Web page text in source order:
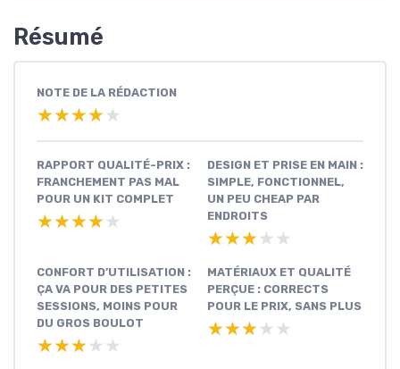
Résumé
NOTE DE LA RÉDACTION
★★★★★
★★★★★
RAPPORT QUALITÉ-PRIX :
FRANCHEMENT PAS MAL
POUR UN KIT COMPLET
★★★★★
★★★★★
DESIGN ET PRISE EN MAIN :
SIMPLE, FONCTIONNEL,
UN PEU CHEAP PAR
ENDROITS
★★★★★
★★★★★
CONFORT D’UTILISATION :
ÇA VA POUR DES PETITES
SESSIONS, MOINS POUR
DU GROS BOULOT
★★★★★
★★★★★
MATÉRIAUX ET QUALITÉ
PERÇUE : CORRECTS
POUR LE PRIX, SANS PLUS
★★★★★
★★★★★